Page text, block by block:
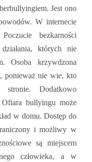
Jest ono
W internecie
bezkarności
których nie
Osoba krzywdzona
ponieważ nie wie, kto
Dodatkowo
Ofiara bullyingu może
w domu. Dostęp do
i możliwy w
są miejscem
człowieka, a w